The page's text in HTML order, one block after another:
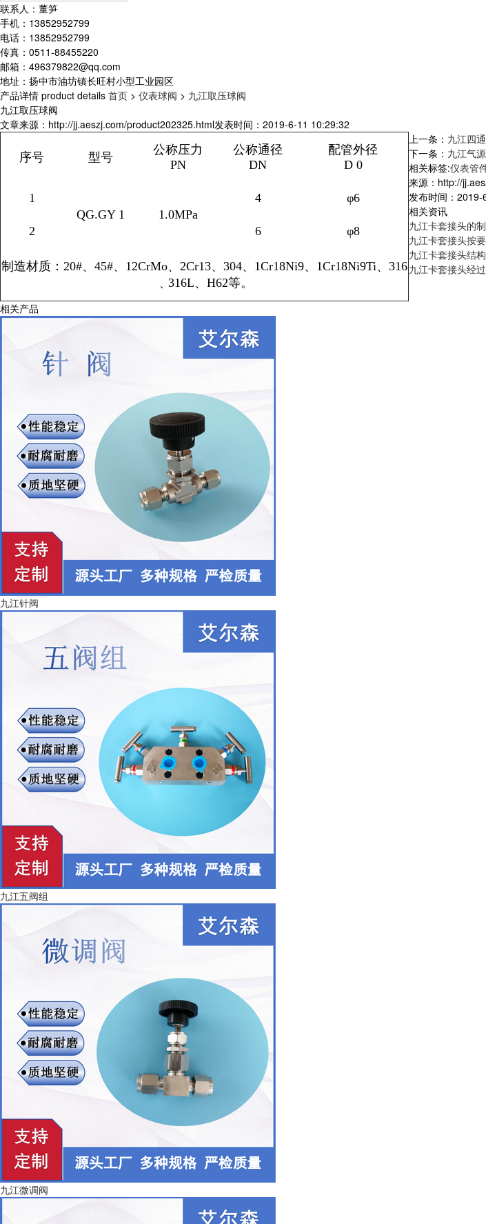
联系人：董笋
手机：13852952799
电话：13852952799
传真：0511-88455220
邮箱：496379822@qq.com
地址：扬中市油坊镇长旺村小型工业园区
产品详情 product details 首页 > 仪表球阀 > 九江取压球阀
九江取压球阀
文章来源：http://jj.aeszj.com/product202325.html发表时间：2019-6-11 10:29:32
序号 型号
公称压力
PN
公称通径
DN
配管外径
D 0
1
QG.GY 1
1.0MPa
4 φ6
2 6 φ8
制造材质： 20#、 45#、 12CrMo、 2Cr13、 304、 1Cr18Ni9、 1Cr18Ni9Ti、 316
316L、 H62等。
上一条： 九江四
下一条： 九江气
相关标签:仪表管
来源：http://
发布时间：
相关资讯
九江卡套接头的
九江卡套接头按
九江卡套接头结
九江卡套接头经
相关产品
九江针阀
九江五阀组
九江微调阀